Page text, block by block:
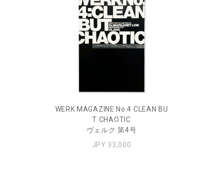
WERK MAGAZINE No.4 CLEAN BU
T CHAOTIC
ヴェルク 第4号
JPY 33,000